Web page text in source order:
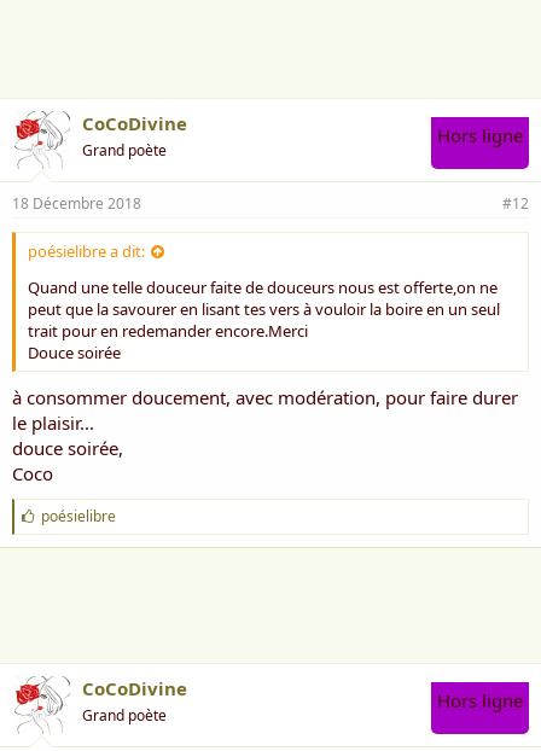
CoCoDivine
Grand poète
Hors ligne
18 Décembre 2018 #12
poésielibre a dit:
Quand une telle douceur faite de douceurs nous est offerte,on ne
peut que la savourer en lisant tes vers à vouloir la boire en un seul
trait pour en redemander encore.Merci
Douce soirée
à consommer doucement, avec modération, pour faire durer
le plaisir...
douce soirée,
Coco
J
'
a
poésielibre
CoCoDivine
Grand poète
Hors ligne